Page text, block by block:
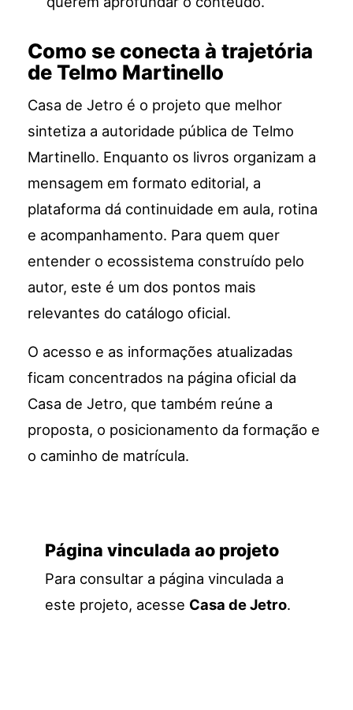
Como se conecta à trajetória
de Telmo Martinello
Casa de Jetro é o projeto que melhor
sintetiza a autoridade pública de Telmo
Martinello. Enquanto os livros organizam a
mensagem em formato editorial, a
plataforma dá continuidade em aula, rotina
e acompanhamento. Para quem quer
entender o ecossistema construído pelo
autor, este é um dos pontos mais
relevantes do catálogo oficial.
O acesso e as informações atualizadas
ficam concentrados na página oficial da
Casa de Jetro, que também reúne a
proposta, o posicionamento da formação e
o caminho de matrícula.
Página vinculada ao projeto
Para consultar a página vinculada a
este projeto, acesse Casa de Jetro.